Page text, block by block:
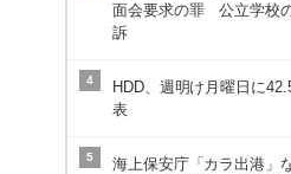
面会要求の罪 公立学校
訴
4
HDD、週明け月曜日に
表
5
海上保安庁「カラ出港」